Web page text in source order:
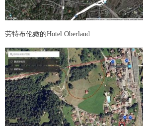
劳特布伦嫩的Hotel Oberland